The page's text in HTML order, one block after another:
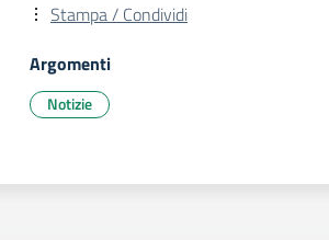
Stampa / Condividi
Argomenti
Notizie